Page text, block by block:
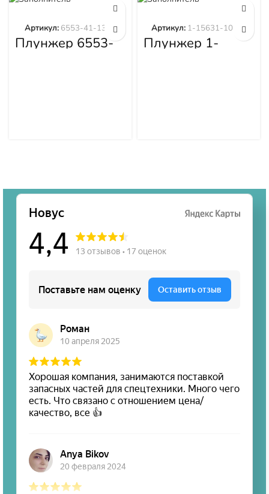
Плунжер 6553-
41-1300
Артикул: 6553-41-1300
Плунжер 1-
15631-101-0
Артикул: 1-15631-101-0